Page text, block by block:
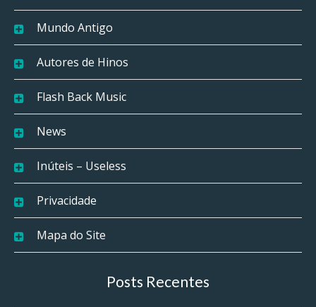
Mundo Antigo
Autores de Hinos
Flash Back Music
News
Inúteis – Useless
Privacidade
Mapa do Site
Posts Recentes